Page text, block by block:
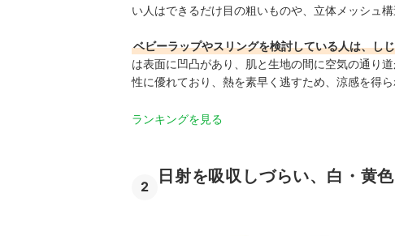
い人はできるだけ目の粗いものや、立体メッシュ構
ベビーラップやスリングを検討している人は、し
は表面に凹凸があり、肌と生地の間に空気の通り
性に優れており、熱を素早く逃すため、涼感を得ら
ランキングを見る
2
日射を吸収しづらい、白・黄